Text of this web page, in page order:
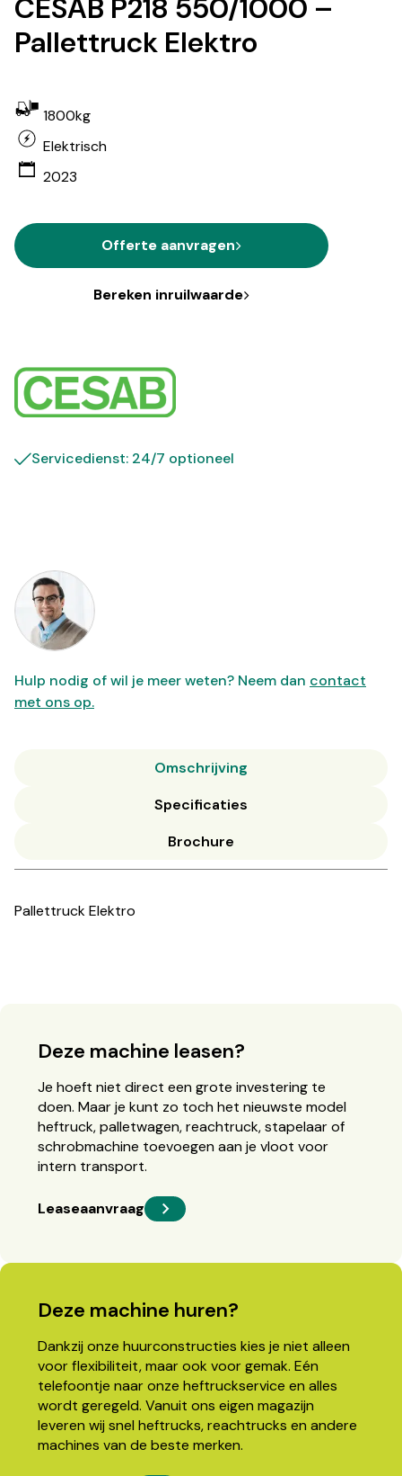
CESAB P218 550/1000 –
Pallettruck Elektro
1800kg
Elektrisch
2023
Offerte aanvragen
Bereken inruilwaarde
Servicedienst: 24/7 optioneel
Hulp nodig of wil je meer weten? Neem dan contact
met ons op.
Omschrijving
Specificaties
Brochure
Pallettruck Elektro
Deze machine leasen?
Je hoeft niet direct een grote investering te
doen. Maar je kunt zo toch het nieuwste model
heftruck, palletwagen, reachtruck, stapelaar of
schrobmachine toevoegen aan je vloot voor
intern transport.
Leaseaanvraag
Deze machine huren?
Dankzij onze huurconstructies kies je niet alleen
voor flexibiliteit, maar ook voor gemak. Eén
telefoontje naar onze heftruckservice en alles
wordt geregeld. Vanuit ons eigen magazijn
leveren wij snel heftrucks, reachtrucks en andere
machines van de beste merken.